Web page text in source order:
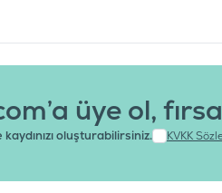
üye ol,
oluşturabilirsiniz. KVKK